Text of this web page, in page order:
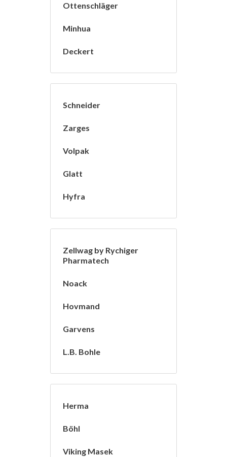
Ottenschläger
Minhua
Deckert
Schneider
Zarges
Volpak
Glatt
Hyfra
Zellwag by Rychiger
Pharmatech
Noack
Hovmand
Garvens
L.B. Bohle
Herma
Böhl
Viking Masek